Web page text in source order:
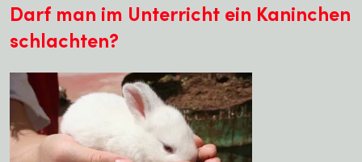
Darf man im Unterricht ein Kaninchen
schlachten?